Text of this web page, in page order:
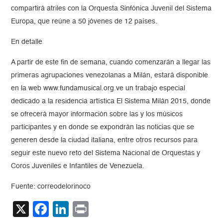
compartirá atriles con la Orquesta Sinfónica Juvenil del Sistema
Europa, que reúne a 50 jóvenes de 12 países.
En detalle
A partir de este fin de semana, cuando comenzarán a llegar las
primeras agrupaciones venezolanas a Milán, estará disponible
en la web www.fundamusical.org.ve un trabajo especial
dedicado a la residencia artística El Sistema Milán 2015, donde
se ofrecerá mayor información sobre las y los músicos
participantes y en donde se expondrán las noticias que se
generen desde la ciudad italiana, entre otros recursos para
seguir este nuevo reto del Sistema Nacional de Orquestas y
Coros Juveniles e Infantiles de Venezuela.
Fuente: correodelorinoco
X Facebook
LinkedIn